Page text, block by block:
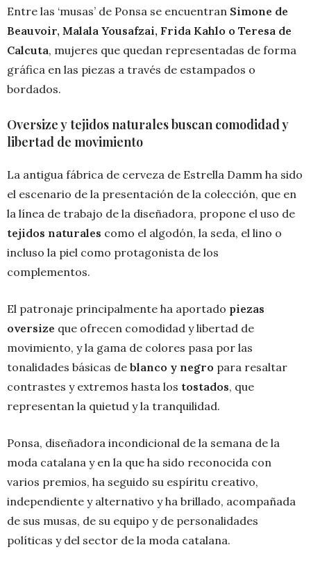
Entre las ‘musas’ de Ponsa se encuentran Simone de
Beauvoir, Malala Yousafzai, Frida Kahlo o Teresa de
Calcuta, mujeres que quedan representadas de forma
gráfica en las piezas a través de estampados o
bordados.
Oversize y tejidos naturales buscan comodidad y
libertad de movimiento
La antigua fábrica de cerveza de Estrella Damm ha sido
el escenario de la presentación de la colección, que en
la línea de trabajo de la diseñadora, propone el uso de
tejidos naturales como el algodón, la seda, el lino o
incluso la piel como protagonista de los
complementos.
El patronaje principalmente ha aportado piezas
oversize que ofrecen comodidad y libertad de
movimiento, y la gama de colores pasa por las
tonalidades básicas de blanco y negro para resaltar
contrastes y extremos hasta los tostados, que
representan la quietud y la tranquilidad.
Ponsa, diseñadora incondicional de la semana de la
moda catalana y en la que ha sido reconocida con
varios premios, ha seguido su espíritu creativo,
independiente y alternativo y ha brillado, acompañada
de sus musas, de su equipo y de personalidades
políticas y del sector de la moda catalana.